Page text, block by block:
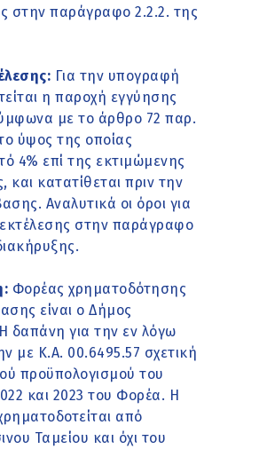
στην παράγραφο 2.2.2. της
Για την υπογραφή
η παροχή εγγύησης
με το άρθρο 72 παρ.
ύψος της οποίας
4% επί της εκτιμώμενης
κατατίθεται πριν την
Αναλυτικά οι όροι για
στην παράγραφο
Φορέας χρηματοδότησης
είναι ο Δήμος
δαπάνη για την εν λόγω
με Κ.Α. 00.6495.57 σχετική
προϋπολογισμού του
και 2023 του Φορέα. Η
από
Ταμείου και όχι του